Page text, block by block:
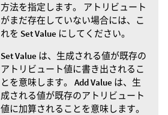
方法を指定します。 アトリビュート
がまだ存在していない場合には、こ
れを Set Value にしてください。
Set Value は、生成される値が既存の
アトリビュート値に書き出されるこ
とを意味します。 Add Value は、生
成される値が既存のアトリビュート
値に加算されることを意味します。